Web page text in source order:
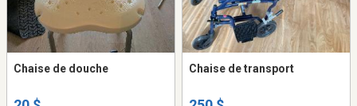
Chaise de douche Chaise de transport